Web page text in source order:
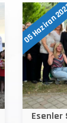
05 Haziran
Esenler